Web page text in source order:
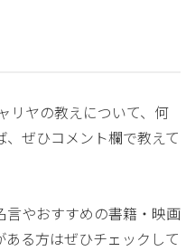
リヤの教えについて、何
ぜひコメント欄で教えて
言やおすすめの書籍・映画
る方はぜひチェックして